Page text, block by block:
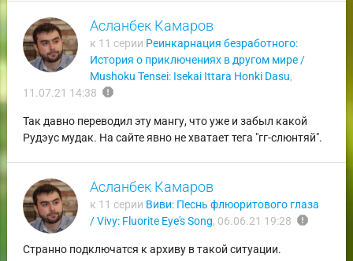
Асланбек Камаров
к 11 серии Реинкарнация безработного:
История о приключениях в другом мире /
Mushoku Tensei: Isekai Ittara Honki Dasu,
11.07.21 14:38 report
Так давно переводил эту мангу, что уже и забыл какой
Рудэус мудак. На сайте явно не хватает тега "гг-слюнтяй".
Асланбек Камаров
к 11 серии Виви: Песнь флюоритового глаза
/ Vivy: Fluorite Eye's Song, 06.06.21 19:28 report
Странно подключатся к архиву в такой ситуации.